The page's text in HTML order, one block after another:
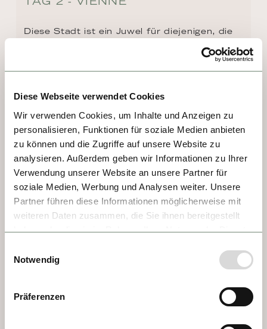
Diese Webseite verwendet Cookies
Wir verwenden Cookies, um Inhalte und Anzeigen zu
personalisieren, Funktionen für soziale Medien anbieten
zu können und die Zugriffe auf unsere Website zu
analysieren. Außerdem geben wir Informationen zu Ihrer
Verwendung unserer Website an unsere Partner für
soziale Medien, Werbung und Analysen weiter. Unsere
Partner führen diese Informationen möglicherweise mit
weiteren Daten zusammen, die Sie ihnen bereitgestellt
haben oder die sie im Rahmen Ihrer Nutzung der Dienste
Notwendig
Präferenzen
Diese Stadt ist ein Juwel für diejenigen, die
interessieren. Vienne ist eine Kleinstadt,
30.000 Einwohner. Einen Aufschwung
im 19. Jahrhundert. Was sollte man sehen?
Auf jeden Fall das Archäologische Museum,
die Museumsanlage St-Romain-en-Gal mit
dem Haus der Ozeangötter und die Reste
der einstigen Thermen. Und danach setzt
man sich am besten in ein Café und genießt
die Gegenwart.